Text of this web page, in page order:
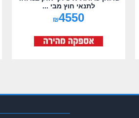
לתנאי חוץ מבי ...
₪4550